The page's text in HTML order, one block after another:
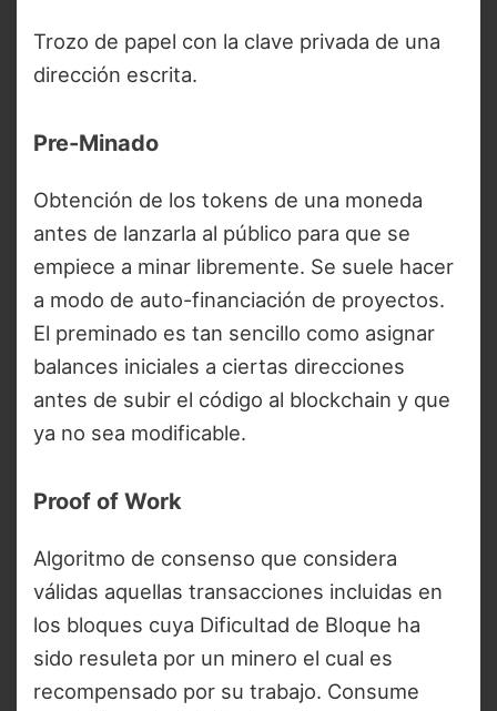
Trozo de papel con la clave privada de una
dirección escrita.
Pre-Minado
Obtención de los tokens de una moneda
antes de lanzarla al público para que se
empiece a minar libremente. Se suele hacer
a modo de auto-financiación de proyectos.
El preminado es tan sencillo como asignar
balances iniciales a ciertas direcciones
antes de subir el código al blockchain y que
ya no sea modificable.
Proof of Work
Algoritmo de consenso que considera
válidas aquellas transacciones incluidas en
los bloques cuya Dificultad de Bloque ha
sido resuleta por un minero el cual es
recompensado por su trabajo. Consume